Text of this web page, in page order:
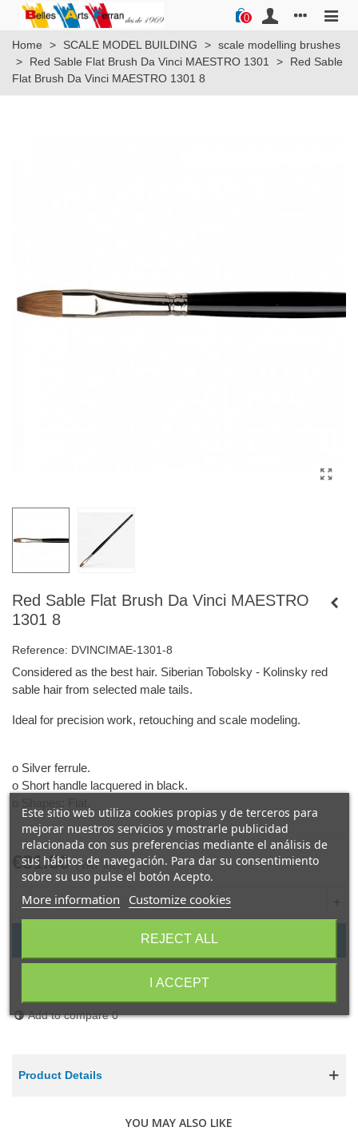
0
Home > SCALE MODEL BUILDING > scale modelling brushes
>
Red Sable Flat Brush Da Vinci MAESTRO 1301 >
Red Sable
Flat Brush Da Vinci MAESTRO 1301 8
Red Sable Flat Brush Da Vinci MAESTRO
1301 8
Reference: DVINCIMAE-1301-8
Considered as the best hair. Siberian Tobolsky - Kolinsky red
sable hair from selected male tails.
Ideal for precision work, retouching and scale modeling.
o Silver ferrule.
o Short handle lacquered in black.
€31.50 (VAT incl.)
- +
Add to basket
Add to compare 0
Product Details
YOU MAY ALSO LIKE
Este sitio web utiliza cookies propias y de terceros para
mejorar nuestros servicios y mostrarle publicidad
relacionada con sus preferencias mediante el análisis de
sus hábitos de navegación. Para dar su consentimiento
sobre su uso pulse el botón Acepto.
More information Customize cookies
REJECT ALL
I ACCEPT